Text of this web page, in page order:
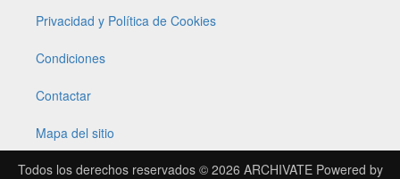
Privacidad y Política de Cookies
Condiciones
Contactar
Mapa del sitio
Todos los derechos reservados © 2026 ARCHIVATEPowered by